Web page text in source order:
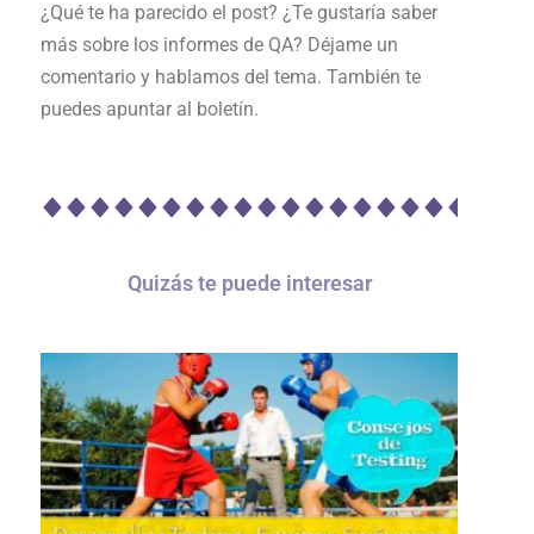
¿Qué te ha parecido el post? ¿Te gustaría saber
más sobre los informes de QA? Déjame un
comentario y hablamos del tema. También te
puedes apuntar al boletín.
Quizás te puede interesar